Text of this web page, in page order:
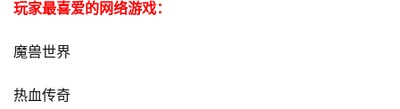
玩家最喜爱的网络游戏：
魔兽世界
热血传奇